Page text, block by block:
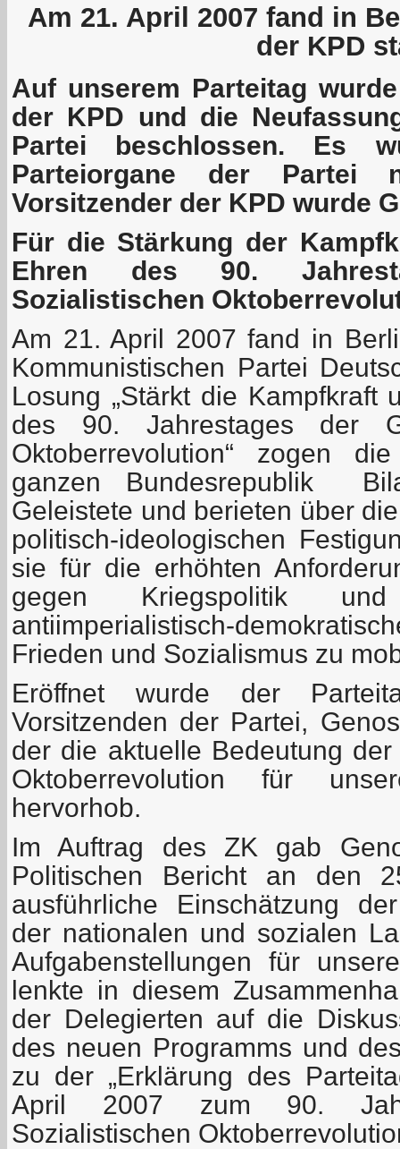
Am 21. April 2007 fand in
der KPD
Auf unserem Parteitag
der KPD und die
Partei beschlossen. Es
Parteiorgane der Partei
Vorsitzender der KPD wurde
Für die Stärkung der
Ehren des 90.
Sozialistischen
Am 21. April 2007 fand in
Kommunistischen Partei
Losung „Stärkt die Kampfkraft
des 90. Jahrestages der
Oktoberrevolution“ zogen
ganzen Bundesrepublik
Geleistete und berieten über
politisch-ideologischen
sie für die erhöhten
gegen Kriegspolitik
antiimperialistisch-
Frieden und Sozialismus zu
Eröffnet wurde der
Vorsitzenden der Partei,
der die aktuelle Bedeutung
Oktoberrevolution für
hervorhob.
Im Auftrag des ZK gab
Politischen Bericht an den
ausführliche Einschätzung
der nationalen und sozialen
Aufgabenstellungen für
lenkte in diesem
der Delegierten auf die
des neuen Programms und
zu der „Erklärung des
April 2007 zum 90.
Sozialistischen